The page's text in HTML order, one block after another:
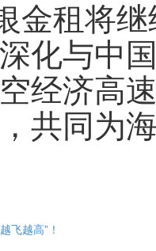
金租将
化与中
经济高
共同为
飞越高”！